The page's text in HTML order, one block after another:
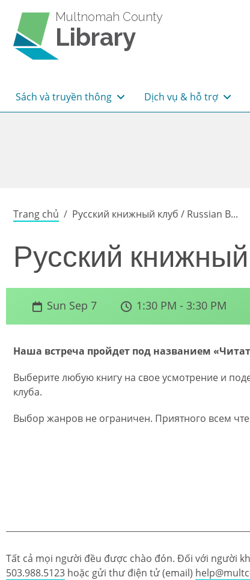
Multnomah County
Library
Main navigation
Sách và truyền thông Dịch vụ & hỗ trợ
Breadcrumb
Trang chủ Русский книжный клуб / Russian B...
Русский
Sun Sep 7 1:30 PM - 3:30 PM
Наша встреча пройдет под названием
Выберите любую книгу на свое усмотрение и
клуба.
Выбор жанров не ограничен. Приятного всем
Tất cả mọi người đều được chào đón. Đối với người
503.988.5123 hoặc gửi thư điện tử (email)